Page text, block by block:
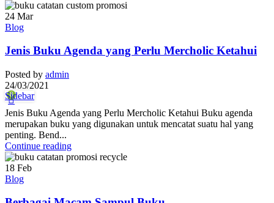
24 Mar
Blog
Jenis Buku Agenda yang Perlu Mercholic Ketahui
Posted by admin
24/03/2021
8
Jenis Buku Agenda yang Perlu Mercholic Ketahui Buku agenda
merupakan buku yang digunakan untuk mencatat suatu hal yang
penting. Bend...
Continue reading
18 Feb
Blog
Sidebar